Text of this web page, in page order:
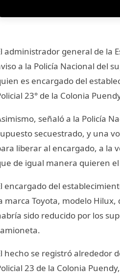
administrador general de la
a la Policía Nacional del
es encargado del
23° de la Colonia
señaló a la Policía
secuestrado, y una
liberar al encargado, a la
de igual manera quieren
encargado del
marca Toyota, modelo
sido reducido por los
hecho se registró alrededor
23 de la Colonia